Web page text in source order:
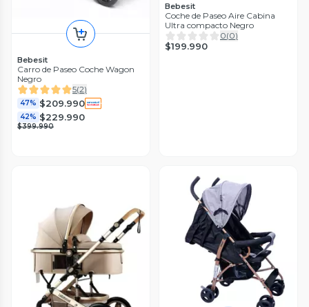
Bebesit
Carro de Paseo Coche Wagon
Negro
5(2)
47% $209.990
42% $229.990
$399.990
Bebesit
Coche de Paseo Aire Cabina
Ultra compacto Negro
0(0)
$199.990